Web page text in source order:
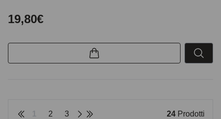
19,80€
1 2 3 24 Prodotti